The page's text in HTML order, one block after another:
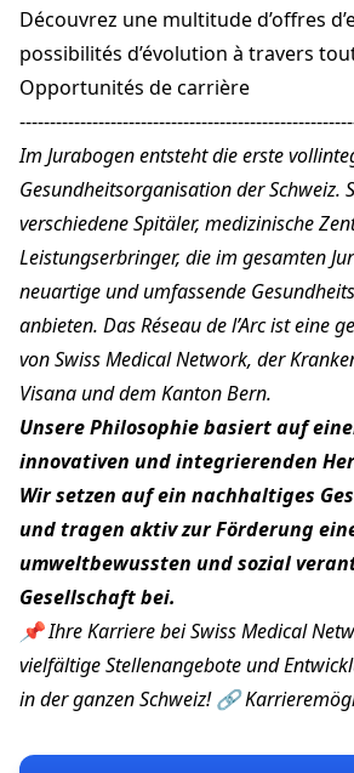
Découvrez une multitude d’offres
possibilités d’évolution à travers
Opportunités de carrière
Im Jurabogen entsteht die erste
Gesundheitsorganisation der Schweiz.
verschiedene Spitäler, medizinische
Leistungserbringer, die im gesamten
neuartige und umfassende
anbieten. Das Réseau de l’Arc ist eine
von Swiss Medical Network, der
Visana und dem Kanton Bern.
Unsere Philosophie basiert auf
innovativen und integrierenden
Wir setzen auf ein nachhaltiges
und tragen aktiv zur Förderung
umweltbewussten und sozial
Gesellschaft bei.
📌 Ihre Karriere bei Swiss Medical
vielfältige Stellenangebote und
in der ganzen Schweiz! 🔗